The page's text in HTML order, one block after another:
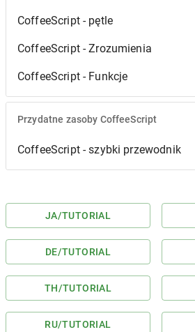
CoffeeScript - pętle
CoffeeScript - Zrozumienia
CoffeeScript - Funkcje
Przydatne zasoby CoffeeScript
CoffeeScript - szybki przewodnik
JA/TUTORIAL
DE/TUTORIAL
TH/TUTORIAL
RU/TUTORIAL